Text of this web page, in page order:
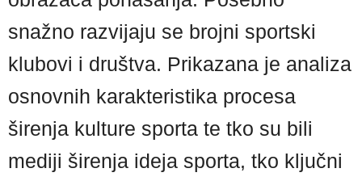
snažno razvijaju se brojni sportski
klubovi i društva. Prikazana je analiza
osnovnih karakteristika procesa
širenja kulture sporta te tko su bili
mediji širenja ideja sporta, tko ključni